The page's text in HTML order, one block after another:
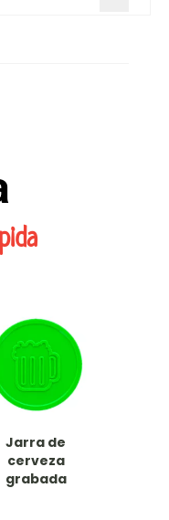
Jarra de
cerveza
grabada